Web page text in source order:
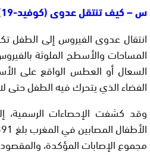
س – كيف تنتقل عدوى (كوفيد-19) إلى الطفل ؟
انتقال عدوى الفيروس إلى الطفل
المساحات والأسطح الملوثة
السعال أو العطس الواقع على
الفضاء الذي يتحرك فيه الطفل حتى
مجموع الإصابات المؤكدة، والمقصود